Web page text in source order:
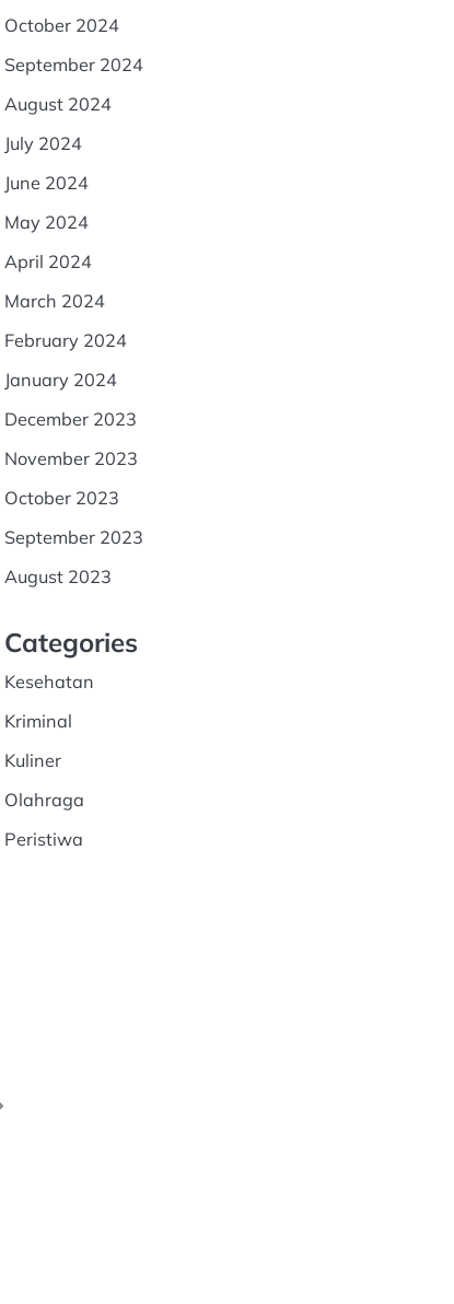
October 2024
September 2024
August 2024
July 2024
June 2024
May 2024
April 2024
March 2024
February 2024
January 2024
December 2023
November 2023
October 2023
September 2023
August 2023
Categories
Kesehatan
Kriminal
Kuliner
Olahraga
Peristiwa